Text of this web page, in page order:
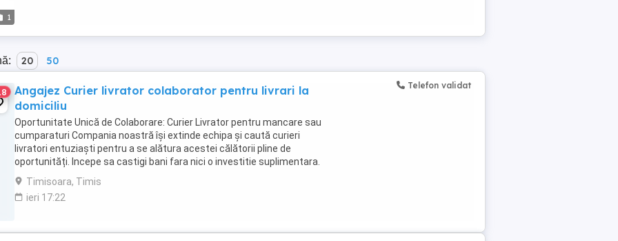
1
20 50
Angajez Curier livrator colaborator pentru livrari la
domiciliu
Oportunitate Unică de Colaborare: Curier Livrator pentru mancare sau
cumparaturi Compania noastră își extinde echipa și caută curieri
livratori entuziaști pentru a se alătura acestei călătorii pline de
oportunități. Incepe sa castigi bani fara nici o investitie suplimentara.
Iată de ce ar trebui să te ...
Timisoara, Timis
ieri 17:22
Telefon validat